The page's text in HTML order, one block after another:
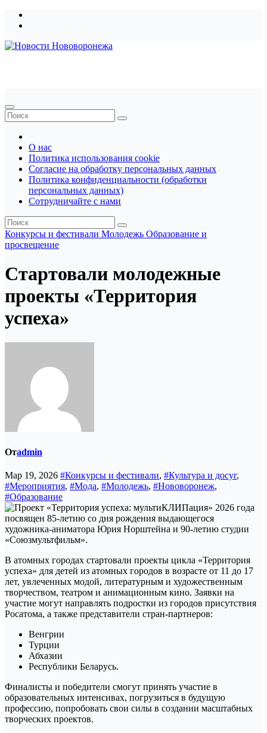
Перейти
О нас
Политика использования cookie
Согласие на обработку персональных данных
Политика конфиденциальности (обработки
персональных данных)
Сотрудничайте с нами
Конкурсы и фестивали Молодежь Образование и
просвещение
Стартовали молодежные
проекты «Территория
успеха»
Отadmin
Мар 19, 2026 #Конкурсы и фестивали, #Культура и досуг,
#Мероприятия, #Мода, #Молодежь, #Нововоронеж,
#Образование
В атомных городах стартовали проекты цикла «Территория
успеха» для детей из атомных городов в возрасте от 11 до 17
лет, увлеченных модой, литературным и художественным
творчеством, театром и анимационным кино. Заявки на
участие могут направлять подростки из городов присутствия
Росатома, а также представители стран-партнеров:
Венгрии
Турции
Абхазии
Республики Беларусь.
Финалисты и победители смогут принять участие в
образовательных интенсивах, погрузиться в будущую
профессию, попробовать свои силы в создании масштабных
творческих проектов.